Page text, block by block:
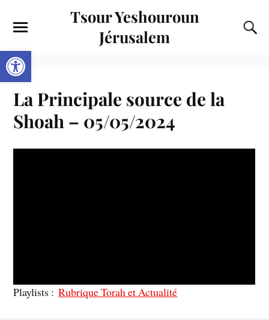
Ouvrir la barre d’outils
Tsour Yeshouroun
Jérusalem
La Principale source de la
Shoah – 05/05/2024
Playlists : Rubrique Torah et Actualité